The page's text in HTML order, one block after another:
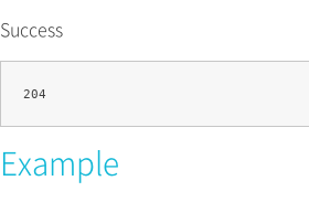
Success
Example